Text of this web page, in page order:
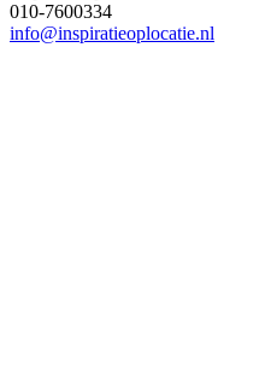
010-7600334
info@inspiratieoplocatie.nl